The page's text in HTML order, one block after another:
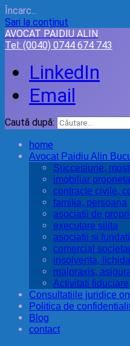
Încarc...
Sari la conținut
AVOCAT PAIDIU ALIN
Tel: (0040) 0744 674 743
LinkedIn
Email
Caută după:
home
Avocat Paidiu Alin
Succesiune,
imobiliar
contracte civile,
familia, persoana
asociatii de
executare silita
asociatii si
comercial
insolventa,
malpraxis,
Activitati fiduciare
Consultatiile juridice
Politica de
Blog
contact